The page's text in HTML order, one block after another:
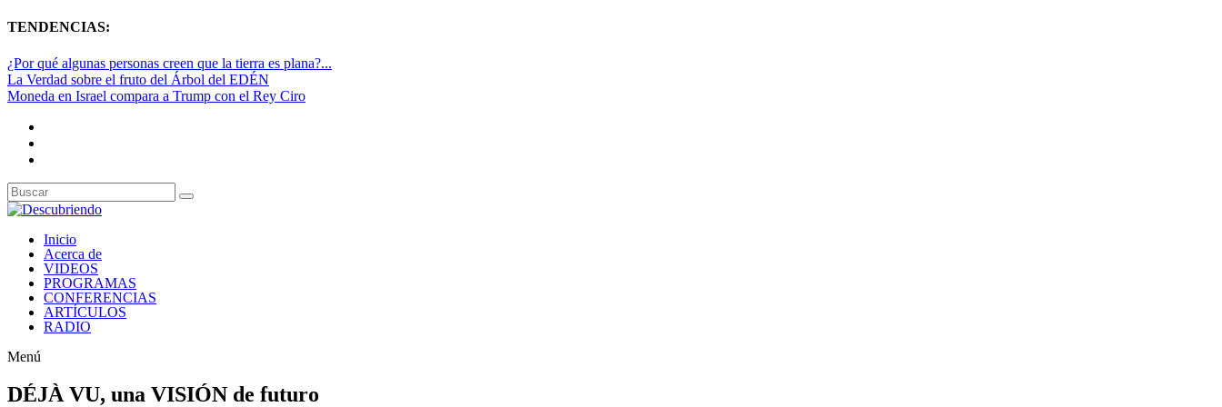
TENDENCIAS:
¿Por qué algunas personas creen que la tierra es plana?...
La Verdad sobre el fruto del Árbol del EDÉN
Moneda en Israel compara a Trump con el Rey Ciro
Inicio
Acerca de
VIDEOS
PROGRAMAS
CONFERENCIAS
ARTÍCULOS
RADIO
Menú
DÉJÀ VU, una VISIÓN de futuro